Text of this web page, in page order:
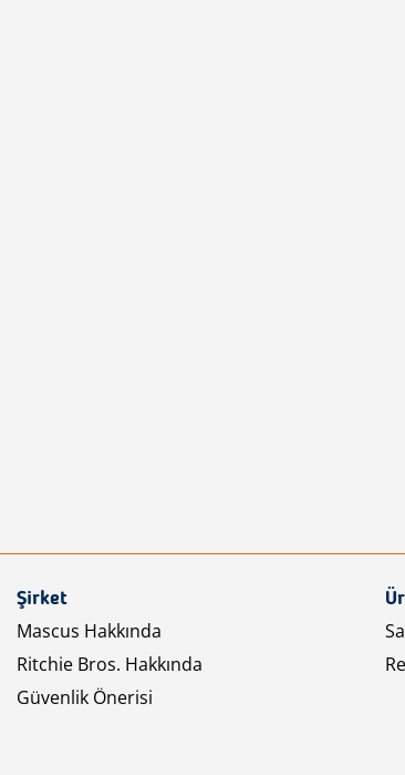
Şirket
Mascus Hakkında
Ritchie Bros. Hakkında
Güvenlik Önerisi